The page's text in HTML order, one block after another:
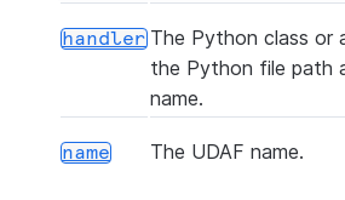
handler The Python class or
the Python file path
name.
name The UDAF name.